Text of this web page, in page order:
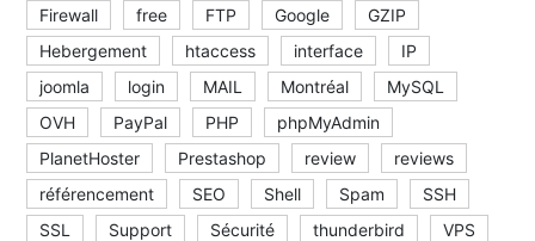
Firewall
free FTP Google
GZIP
Hebergement
htaccess interface
IP
joomla
login MAIL Montréal
MySQL
OVH
PayPal PHP
phpMyAdmin
PlanetHoster
Prestashop review
reviews
référencement
SEO Shell Spam
SSH
SSL
Support Sécurité thunderbird
VPS